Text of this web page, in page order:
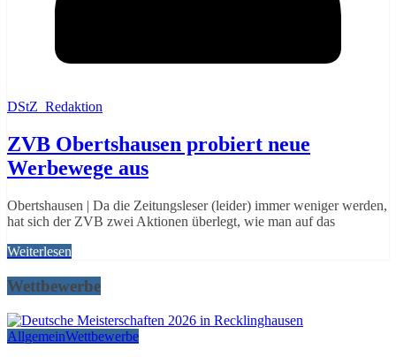
DStZ_Redaktion
ZVB Obertshausen probiert neue
Werbewege aus
Obertshausen | Da die Zeitungsleser (leider) immer weniger werden,
hat sich der ZVB zwei Aktionen überlegt, wie man auf das
Weiterlesen
Wettbewerbe
AllgemeinWettbewerbe